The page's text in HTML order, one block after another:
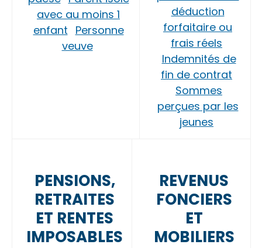
avec au moins 1
enfant Personne
veuve
déduction
forfaitaire ou
frais réels
Indemnités de
fin de contrat
Sommes
perçues par les
jeunes
PENSIONS,
RETRAITES
ET RENTES
IMPOSABLES
REVENUS
FONCIERS
ET
MOBILIERS